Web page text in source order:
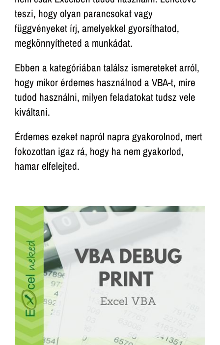
teszi, hogy olyan parancsokat vagy
függvényeket írj, amelyekkel gyorsíthatod,
megkönnyítheted a munkádat.
Ebben a kategóriában találsz ismereteket arról,
hogy mikor érdemes használnod a VBA-t, mire
tudod használni, milyen feladatokat tudsz vele
kiváltani.
Érdemes ezeket napról napra gyakorolnod, mert
fokozottan igaz rá, hogy ha nem gyakorlod,
hamar elfelejted.